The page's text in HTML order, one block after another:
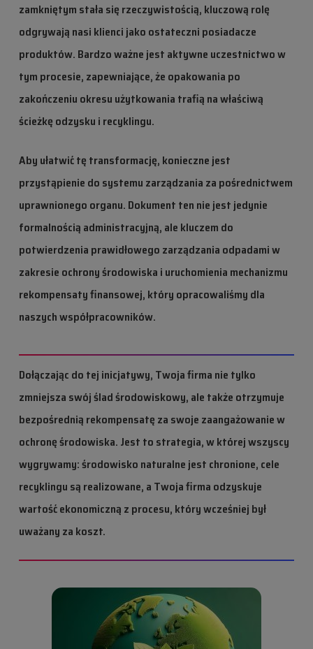
zamkniętym stała się rzeczywistością, kluczową rolę
odgrywają nasi klienci jako ostateczni posiadacze
produktów. Bardzo ważne jest aktywne uczestnictwo w
tym procesie, zapewniające, że opakowania po
zakończeniu okresu użytkowania trafią na właściwą
ścieżkę odzysku i recyklingu.
Aby ułatwić tę transformację, konieczne jest
przystąpienie do systemu zarządzania za pośrednictwem
uprawnionego organu. Dokument ten nie jest jedynie
formalnością administracyjną, ale kluczem do
potwierdzenia prawidłowego zarządzania odpadami w
zakresie ochrony środowiska i uruchomienia mechanizmu
rekompensaty finansowej, który opracowaliśmy dla
naszych współpracowników.
Dołączając do tej inicjatywy, Twoja firma nie tylko
zmniejsza swój ślad środowiskowy, ale także otrzymuje
bezpośrednią rekompensatę za swoje zaangażowanie w
ochronę środowiska. Jest to strategia, w której wszyscy
wygrywamy: środowisko naturalne jest chronione, cele
recyklingu są realizowane, a Twoja firma odzyskuje
wartość ekonomiczną z procesu, który wcześniej był
uważany za koszt.